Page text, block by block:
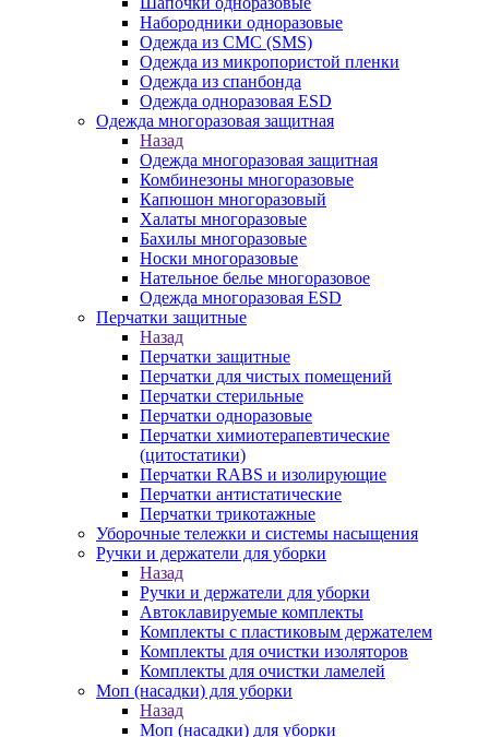
Набородники одноразовые
Одежда из СМС (SMS)
Одежда из микропористой пленки
Одежда из спанбонда
Одежда одноразовая ESD
Одежда многоразовая защитная
Назад
Одежда многоразовая защитная
Комбинезоны многоразовые
Капюшон многоразовый
Халаты многоразовые
Бахилы многоразовые
Носки многоразовые
Нательное белье многоразовое
Одежда многоразовая ESD
Перчатки защитные
Назад
Перчатки защитные
Перчатки для чистых помещений
Перчатки стерильные
Перчатки одноразовые
Перчатки химиотерапевтические
(цитостатики)
Перчатки RABS и изолирующие
Перчатки антистатические
Перчатки трикотажные
Уборочные тележки и системы насыщения
Ручки и держатели для уборки
Назад
Ручки и держатели для уборки
Автоклавируемые комплекты
Комплекты с пластиковым держателем
Комплекты для очистки изоляторов
Комплекты для очистки ламелей
Моп (насадки) для уборки
Назад
Моп (насадки) для уборки